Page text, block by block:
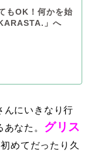
もOK！何かを始
」へ
んにいきなり行
なた。 グリス
めてだったり久